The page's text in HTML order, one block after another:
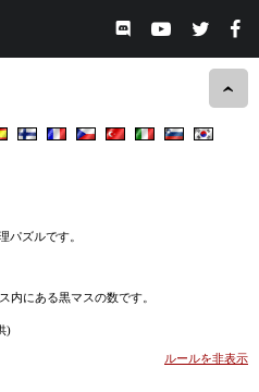
パズルです。
内にある黒マスの数です。
)
ルールを非表示